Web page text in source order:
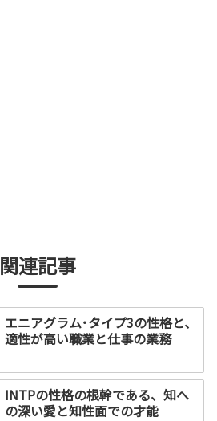
関連記事
エニアグラム･タイプ3の性格と、
適性が高い職業と仕事の業務
INTPの性格の根幹である、知へ
の深い愛と知性面での才能